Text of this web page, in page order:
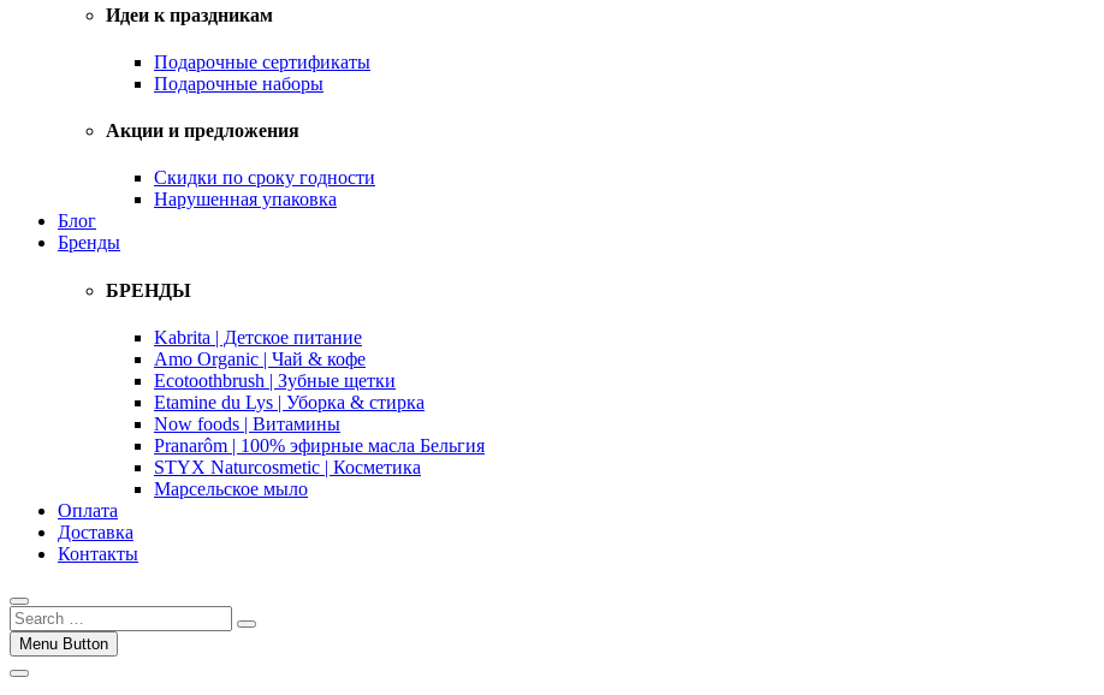
Идеи к праздникам
Подарочные сертификаты
Подарочные наборы
Акции и предложения
Скидки по сроку годности
Нарушенная упаковка
Блог
Бренды
БРЕНДЫ
Kabrita | Детское питание
Amo Organic | Чай & кофе
Ecotoothbrush | Зубные щетки
Etamine du Lys | Уборка & стирка
Now foods | Витамины
Pranarôm | 100% эфирные масла Бельгия
STYX Naturcosmetic | Косметика
Марсельское мыло
Оплата
Доставка
Контакты
Menu Button